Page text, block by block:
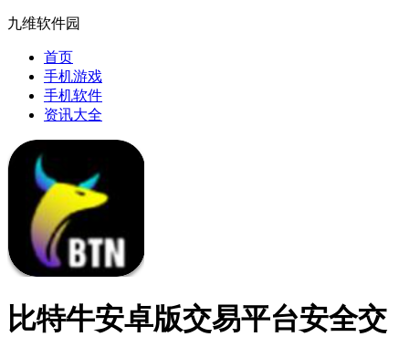
九维软件园
首页
手机游戏
手机软件
资讯大全
比特牛安卓版交易平台安全交